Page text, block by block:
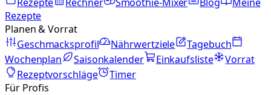
Rezepte
Planen & Vorrat
Geschmacksprofil
Nährwertziele
Tagebuch
Wochenplan
Saisonkalender Einkaufsliste
Vorrat
Rezeptvorschläge
Timer
Für Profis